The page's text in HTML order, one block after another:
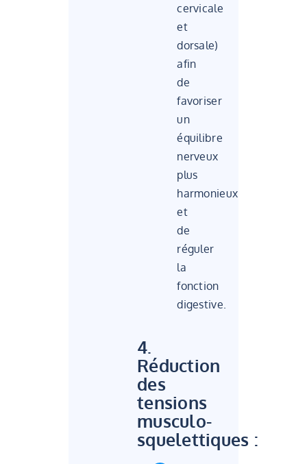
cervicale
et
dorsale)
afin
de
favoriser
un
équilibre
nerveux
plus
harmonieux
et
de
réguler
la
fonction
digestive.
4.
Réduction
des
tensions
musculo-
squelettiques :